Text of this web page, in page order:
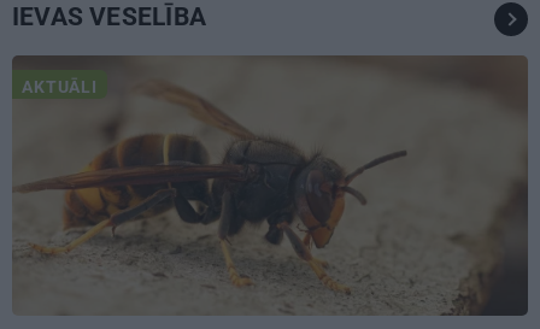
IEVAS VESELĪBA
AKTUĀLI